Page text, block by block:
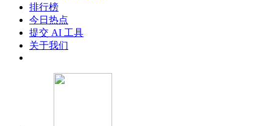
排行榜
今日热点
提交 AI 工具
关于我们